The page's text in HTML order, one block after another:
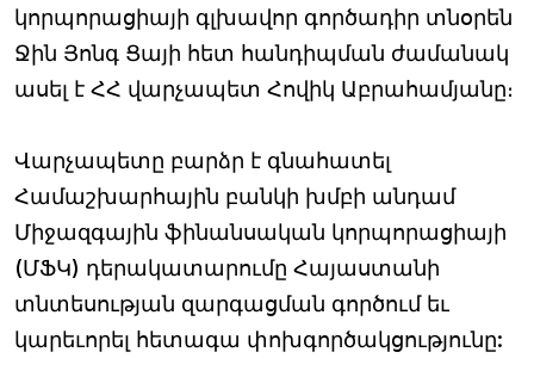
կորպորացիայի գլխավոր գործադիր տնօրեն
Ջին Յոնգ Ցայի հետ հանդիպման ժամանակ
ասել է ՀՀ վարչապետ Հովիկ Աբրահամյանը։
Վարչապետը բարձր է գնահատել
Համաշխարհային բանկի խմբի անդամ
Միջազգային ֆինանսական կորպորացիայի
(ՄՖԿ) դերակատարումը Հայաստանի
տնտեսության զարգացման գործում եւ
կարեւորել հետագա փոխգործակցությունը: